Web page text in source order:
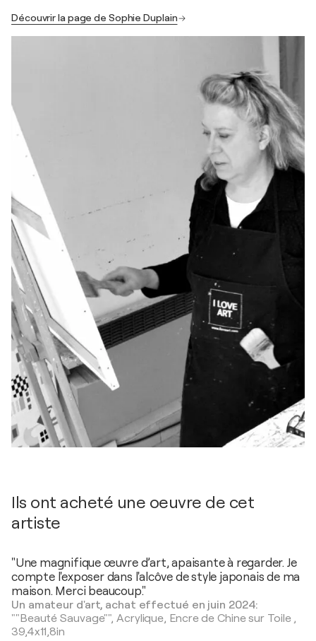
Découvrir la page de Sophie Duplain
Ils ont acheté une oeuvre de cet
artiste
"Une magnifique œuvre d’art, apaisante à regarder. Je
compte l'exposer dans l'alcôve de style japonais de ma
maison. Merci beaucoup."
Un amateur d'art, achat effectué en juin 2024:
""Beauté Sauvage"", Acrylique, Encre de Chine sur Toile,
39,4x11,8in